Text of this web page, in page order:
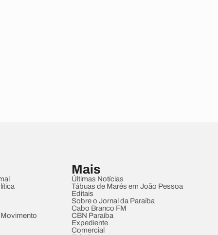
Mais
Últimas Notícias
Tábuas de Marés em João Pessoa
Editais
Sobre o Jornal da Paraíba
Cabo Branco FM
CBN Paraíba
Expediente
Comercial